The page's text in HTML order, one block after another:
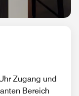
Zugang und
Bereich